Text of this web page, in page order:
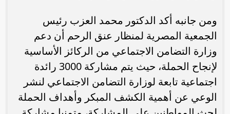
ومن جانبه أكد الدكتور محمد العزب رئيس
الجمعية المصرية لمنظار عنق الرحم أن دعم
وزارة التضامن الاجتماعي من الركائز الأساسية
لإنجاح الحملة، حيث يتم مشاركة 3000 رائدة
اجتماعية تابعة لوزارة التضامن الاجتماعي لنشر
الوعي عن أهمية الكشف المبكر وأهداف الحملة